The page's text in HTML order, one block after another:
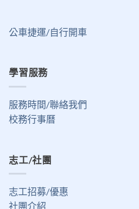
公車捷運/自行開車
學習服務
服務時間/聯絡我們
校務行事曆
志工/社團
志工招募/優惠
社團介紹